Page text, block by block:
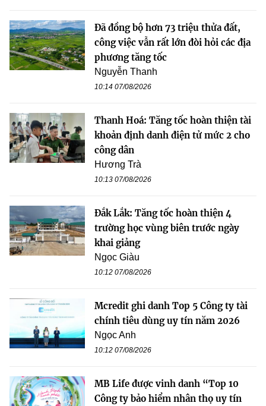
Đã đồng bộ hơn 73 triệu thửa đất,
công việc vẫn rất lớn đòi hỏi các địa
phương tăng tốc
Nguyễn Thanh
10:14 07/08/2026
Thanh Hoá: Tăng tốc hoàn thiện tài
khoản định danh điện tử mức 2 cho
công dân
Hương Trà
10:13 07/08/2026
Đắk Lắk: Tăng tốc hoàn thiện 4
trường học vùng biên trước ngày
khai giảng
Ngọc Giàu
10:12 07/08/2026
Mcredit ghi danh Top 5 Công ty tài
chính tiêu dùng uy tín năm 2026
Ngọc Anh
10:12 07/08/2026
MB Life được vinh danh “Top 10
Công ty bảo hiểm nhân thọ uy tín